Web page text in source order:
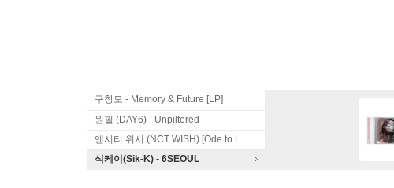
구창모 - Memory & Future [LP]
원필 (DAY6) - Unpiltered
엔시티 위시 (NCT WISH) [Ode to Love]
식케이(Sik-K) - 6SEOUL